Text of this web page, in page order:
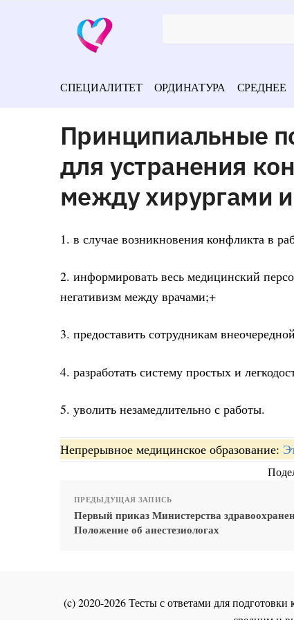
СПЕЦИАЛИТЕТ ОРДИНАТУРА СРЕДНЕЕ
Принципиальные
для устранения
между хирургами и
1. в случае возникновения конфликта в
2. информировать весь медицинский
негативизм между врачами;+
3. предоставить сотрудникам
4. разработать систему простых и
5. уволить незамедлительно с работы.
Непрерывное медицинское образование:
ПРЕДЫДУЩАЯ ЗАПИСЬ
Первый приказ Министерства
Положение об анестезиологах
(c) 2020-2026 Тесты с ответами для